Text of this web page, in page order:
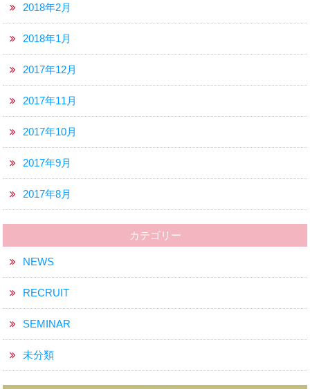
2018年2月
2018年1月
2017年12月
2017年11月
2017年10月
2017年9月
2017年8月
カテゴリー
NEWS
RECRUIT
SEMINAR
未分類